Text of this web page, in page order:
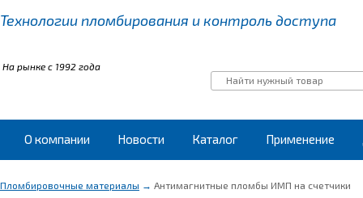
Технологии пломбирования и контроль доступа
На рынке с 1992 года
О компании Новости Каталог Применение
Пломбировочные материалы → Антимагнитные пломбы ИМП на счетчики